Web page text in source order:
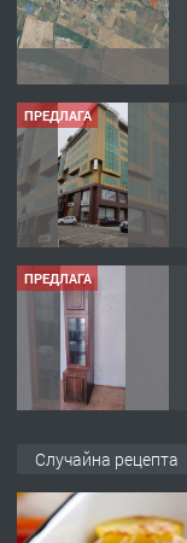
ПРЕДЛАГА
ПРЕДЛАГА
Случайна рецепта